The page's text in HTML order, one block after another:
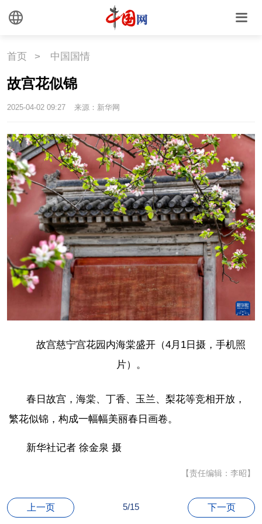
中国瓷
国情
国情 助残 一带一路
海洋 草原 湾区
联盟 心理 老年
首页 > 中国国情
故宫花似锦
2025-04-02 09:27 来源：新华网
故宫慈宁宫花园内海棠盛开（4月1日摄，手机照
片）。
春日故宫，海棠、丁香、玉兰、梨花等竞相开放，
繁花似锦，构成一幅幅美丽春日画卷。
新华社记者 徐金泉 摄
【责任编辑：李昭】
上一页 5/15 下一页